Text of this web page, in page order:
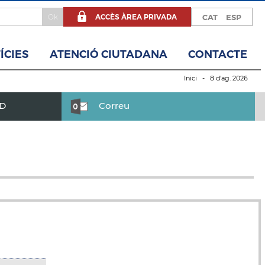
ESP
CAT
ACCÈS ÀREA PRIVADA
ATENCIÓ CIUTADANA CONTACTE
Inici - 8 d’ag. 2026
Correu